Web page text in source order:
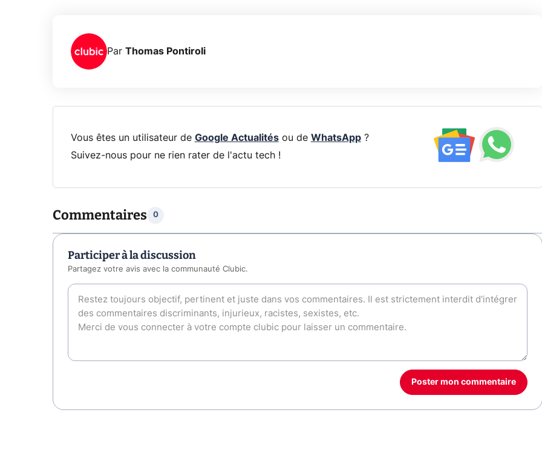
Par Thomas Pontiroli
Vous êtes un utilisateur de Google Actualitésou de WhatsApp?
Suivez-nous pour ne rien rater de l'actu tech !
Commentaires 0
Participer à la discussion
Partagez votre avis avec la communauté Clubic.
Poster mon commentaire